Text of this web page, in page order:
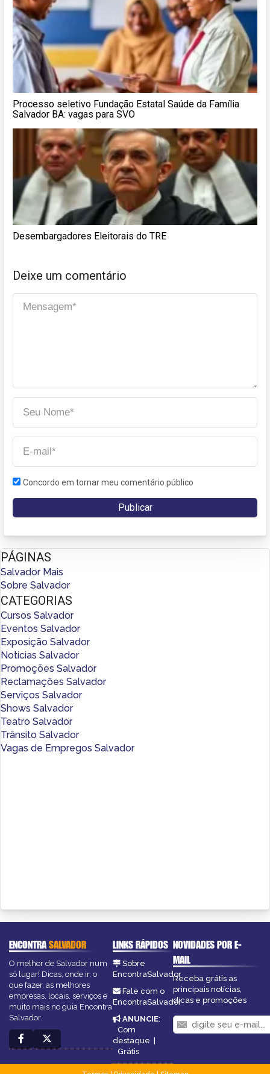
Processo seletivo Fundação Estatal Saúde da Família
Salvador BA: vagas para SVO
Desembargadores Eleitorais do TRE
Deixe um comentário
Concordo em tornar meu comentário público
PÁGINAS
Salvador Mais
Sobre Salvador
CATEGORIAS
Cursos Salvador
Eventos Salvador
Exposição Salvador
Notícias Salvador
Promoções Salvador
Reclamações Salvador
Serviços Salvador
Shows Salvador
Teatro Salvador
Trânsito Salvador
Vagas de Empregos Salvador
ENCONTRASALVADOR
O melhor de Salvador num
só lugar! Dicas, onde ir, o
que fazer, as melhores
empresas, locais, serviços e
muito mais no guia Encontra
Salvador.
LINKS RÁPIDOS
Sobre
EncontraSalvador
Fale com o
EncontraSalvador
ANUNCIE:
Com
destaque
Grátis
NOVIDADES POR E-
MAIL
Receba grátis as
principais notícias,
dicas e promoções